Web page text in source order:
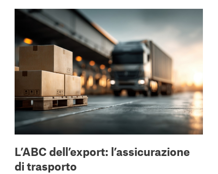
L’ABC dell’export: l’assicurazione
di trasporto